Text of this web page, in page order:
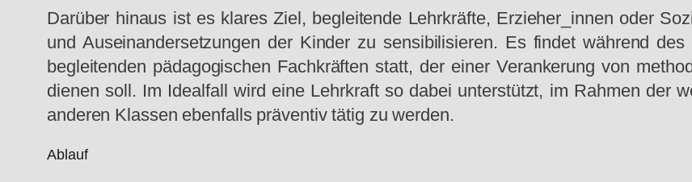
Darüber hinaus ist es klares Ziel, begleitende Lehrkräfte, Erzieher_innen oder
und Auseinandersetzungen der Kinder zu sensibilisieren. Es findet während
begleitenden pädagogischen Fachkräften statt, der einer Verankerung von
dienen soll. Im Idealfall wird eine Lehrkraft so dabei unterstützt, im Rahmen der
anderen Klassen ebenfalls präventiv tätig zu werden.
Ablauf